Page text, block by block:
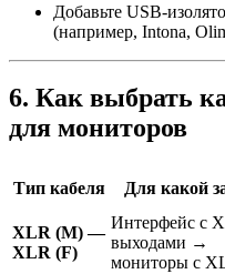
Добавьте USB-
(например, Intona,
6. Как выбрать
для мониторов
Тип кабеля Для какой
XLR (M) —
XLR (F)
Интерфейс с
выходами →
мониторы с